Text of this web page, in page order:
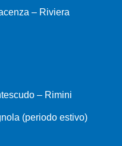
– Riviera
– Rimini
(periodo estivo)